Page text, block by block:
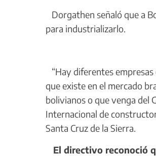
Dorgathen señaló que a
para industrializarlo.
“Hay diferentes
que existe en el mercado
bolivianos o que venga del
Internacional de
Santa Cruz de la Sierra.
El directivo reconoció